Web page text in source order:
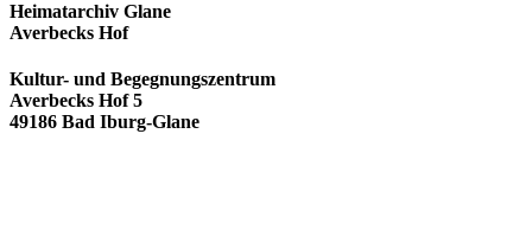
Heimatarchiv Glane
Averbecks Hof
Kultur- und Begegnungszentrum
Averbecks Hof 5
49186 Bad Iburg-Glane